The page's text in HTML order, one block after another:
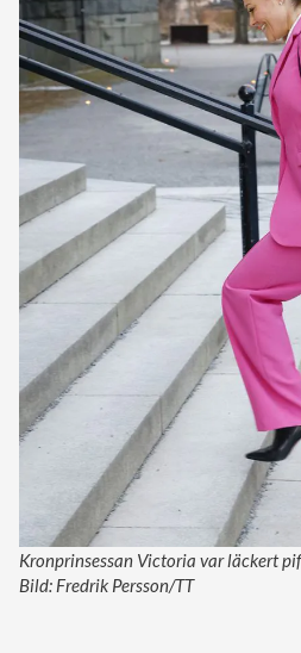
Kronprinsessan Victoria var läckert
Bild: Fredrik Persson/TT